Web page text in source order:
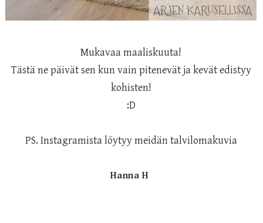
Mukavaa maaliskuuta!
Tästä ne päivät sen kun vain pitenevät ja kevät edistyy
kohisten!
:D
PS. Instagramista löytyy meidän talvilomakuvia
Hanna H